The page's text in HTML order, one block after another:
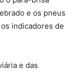
e os pneus
indicadores de
e das